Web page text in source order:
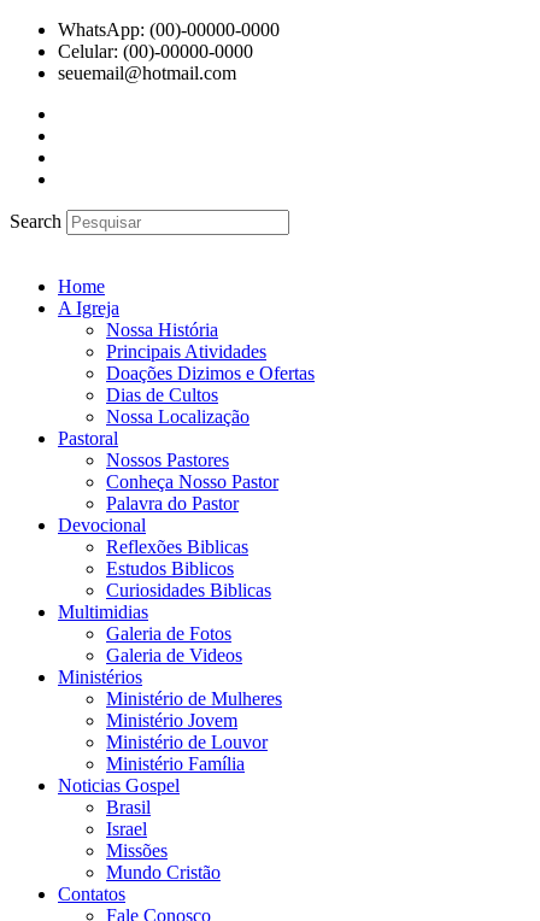
para
WhatsApp: (00)-00000-0000
Celular: (00)-00000-0000
seuemail@hotmail.com
Search
Home
A Igreja
Nossa História
Principais Atividades
Doações Dizimos e Ofertas
Dias de Cultos
Nossa Localização
Pastoral
Nossos Pastores
Conheça Nosso Pastor
Palavra do Pastor
Devocional
Reflexões Biblicas
Estudos Biblicos
Curiosidades Biblicas
Multimidias
Galeria de Fotos
Galeria de Videos
Ministérios
Ministério de Mulheres
Ministério Jovem
Ministério de Louvor
Ministério Família
Noticias Gospel
Brasil
Israel
Missões
Mundo Cristão
Contatos
Fale Conosco